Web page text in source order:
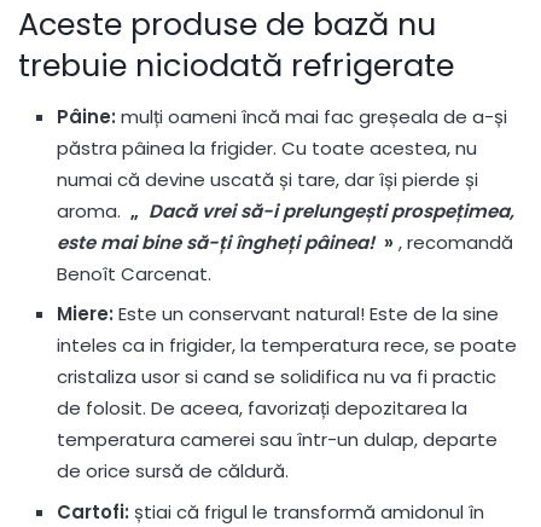
Aceste produse de bază nu
trebuie niciodată refrigerate
Pâine:mulți oameni încă mai fac greșeala de a-și
păstra pâinea la frigider. Cu toate acestea, nu
numai că devine uscată și tare, dar își pierde și
aroma.„ Dacă vrei să-i prelungești prospețimea,
este mai bine să-ți îngheți pâinea!» , recomandă
Benoît Carcenat.
Miere: Este un conservant natural! Este de la sine
inteles ca in frigider, la temperatura rece, se poate
cristaliza usor si cand se solidifica nu va fi practic
de folosit. De aceea, favorizați depozitarea la
temperatura camerei sau într-un dulap, departe
de orice sursă de căldură.
Cartofi: știai că frigul le transformă amidonul în